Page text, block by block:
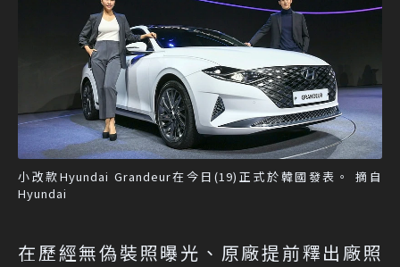
小改款Hyundai Grandeur在今日(19)正式於韓國發表。 摘自
Hyundai
在歷經無偽裝照曝光、原廠提前釋出廠照